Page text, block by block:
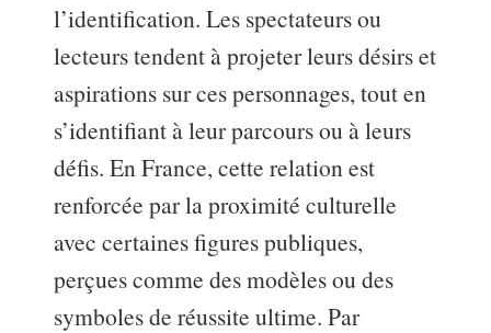
l’identification. Les spectateurs ou
lecteurs tendent à projeter leurs désirs et
aspirations sur ces personnages, tout en
s’identifiant à leur parcours ou à leurs
défis. En France, cette relation est
renforcée par la proximité culturelle
avec certaines figures publiques,
perçues comme des modèles ou des
symboles de réussite ultime. Par